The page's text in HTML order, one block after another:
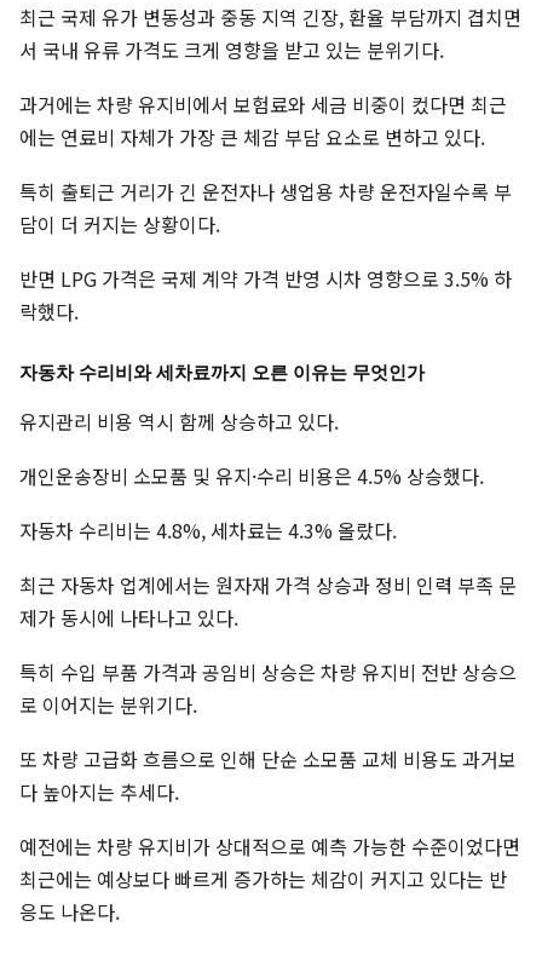
최근 국제 유가 변동성과 중동 지역 긴장, 환율 부담까지 겹치면
서 국내 유류 가격도 크게 영향을 받고 있는 분위기다.
과거에는 차량 유지비에서 보험료와 세금 비중이 컸다면 최근
에는 연료비 자체가 가장 큰 체감 부담 요소로 변하고 있다.
특히 출퇴근 거리가 긴 운전자나 생업용 차량 운전자일수록 부
담이 더 커지는 상황이다.
반면 LPG 가격은 국제 계약 가격 반영 시차 영향으로 3.5% 하
락했다.
자동차 수리비와 세차료까지 오른 이유는 무엇인가
유지관리 비용 역시 함께 상승하고 있다.
개인운송장비 소모품 및 유지·수리 비용은 4.5% 상승했다.
자동차 수리비는 4.8%, 세차료는 4.3% 올랐다.
최근 자동차 업계에서는 원자재 가격 상승과 정비 인력 부족 문
제가 동시에 나타나고 있다.
특히 수입 부품 가격과 공임비 상승은 차량 유지비 전반 상승으
로 이어지는 분위기다.
또 차량 고급화 흐름으로 인해 단순 소모품 교체 비용도 과거보
다 높아지는 추세다.
예전에는 차량 유지비가 상대적으로 예측 가능한 수준이었다면
최근에는 예상보다 빠르게 증가하는 체감이 커지고 있다는 반
응도 나온다.